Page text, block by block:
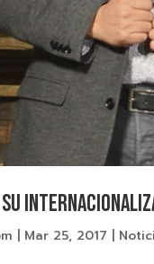
su
| Mar 25, 2017 |